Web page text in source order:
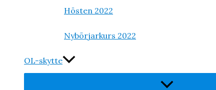
Hösten 2022
Nybörjarkurs 2022
OL-skytte
Slå